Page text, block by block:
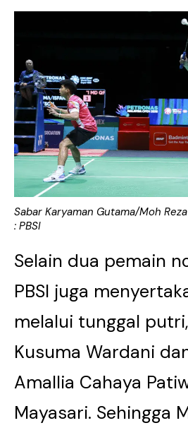
Sabar Karyaman Gutama/Moh
: PBSI
Selain dua pemain
PBSI juga
melalui tunggal
Kusuma Wardani
Amallia Cahaya
Mayasari. Sehingga